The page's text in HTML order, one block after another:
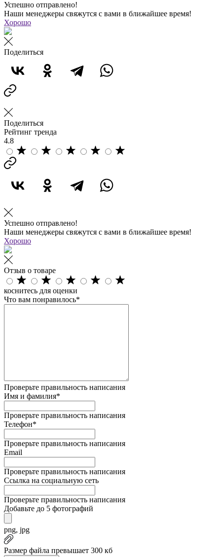
Успешно отправлено!
Наши менеджеры свяжутся с вами в ближайшее время!
Хорошо
Поделиться
Поделиться
Рейтинг тренда
4.8
Успешно отправлено!
Наши менеджеры свяжутся с вами в ближайшее время!
Хорошо
Отзыв о товаре
коснитесь для оценки
Что вам понравилось*
Проверьте правильность написания
Имя и фамилия*
Проверьте правильность написания
Телефон*
Проверьте правильность написания
Email
Проверьте правильность написания
Ссылка на социальную сеть
Проверьте правильность написания
Добавьте до 5 фотографий
png, jpg
Размер файла превышает 300 кб